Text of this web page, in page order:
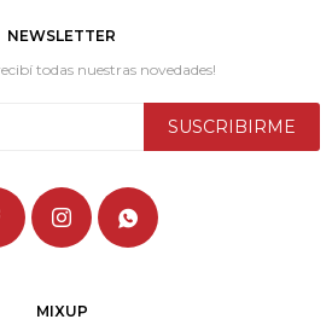
MIXUP
NEWSLETTER
todas nuestras novedades!
SUSCRIBIRME
 